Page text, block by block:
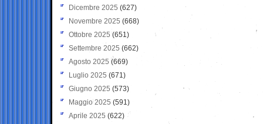
Dicembre 2025 (627)
Novembre 2025 (668)
Ottobre 2025 (651)
Settembre 2025 (662)
Agosto 2025 (669)
Luglio 2025 (671)
Giugno 2025 (573)
Maggio 2025 (591)
Aprile 2025 (622)